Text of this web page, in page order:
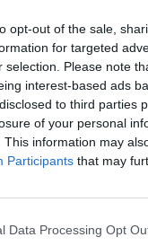
opt-out of the sale,
for targeted
selection. Please note
interest-based ads
to third parties
of your personal
This information may
Participants that may
Data Processing Opt
v Příbrami je od
a
i další řidiče,